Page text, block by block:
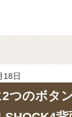
18日
つのボタ